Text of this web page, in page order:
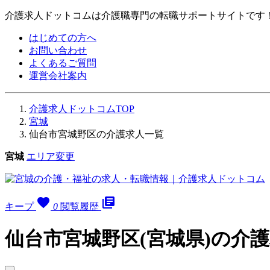
介護求人ドットコムは介護職専門の転職サポートサイトです！
はじめての方へ
お問い合わせ
よくあるご質問
運営会社案内
介護求人ドットコムTOP
宮城
仙台市宮城野区の介護求人一覧
宮城 エリア変更
キープ favorite 0 閲覧履歴 library_books
仙台市宮城野区(宮城県)の介